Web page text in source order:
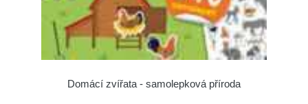
Domácí zvířata - samolepková příroda